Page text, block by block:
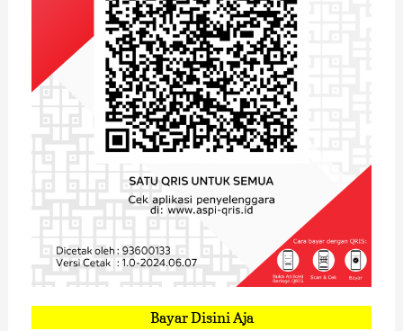
Bayar Disini Aja